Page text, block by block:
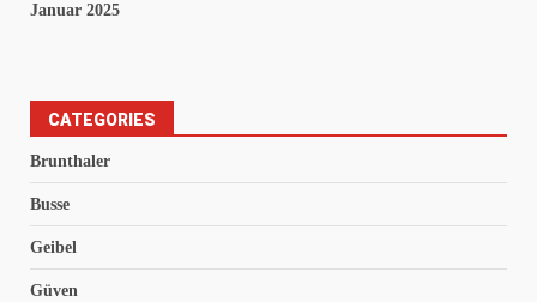
Januar 2025
CATEGORIES
Brunthaler
Busse
Geibel
Güven